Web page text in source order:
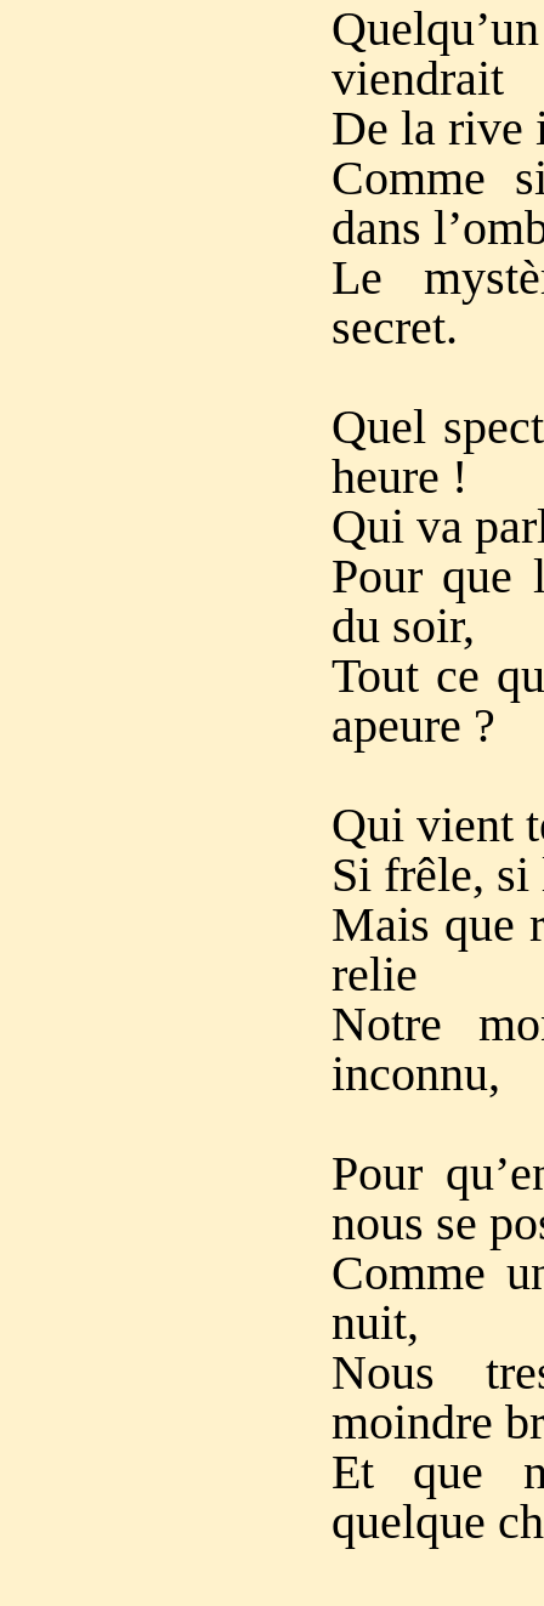
viendrait
De la rive
Comme
dans
Le
secret.
Quel
heure !
Qui va
Pour que
du soir,
Tout ce
apeure ?
Qui vient
Si frêle, si
Mais que
relie
Notre
inconnu,
Pour
nous se
Comme
nuit,
Nous
moindre
Et que
quelque